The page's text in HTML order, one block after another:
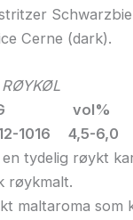
Cerne (dark).
RØYKØL
vol%
1016 4,5-
tydelig røykt
røykmalt.
maltaroma som